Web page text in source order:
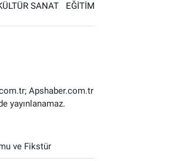
SANAT EĞİTİM
Apshaber.com.tr
yayınlanamaz.
ve Fikstür